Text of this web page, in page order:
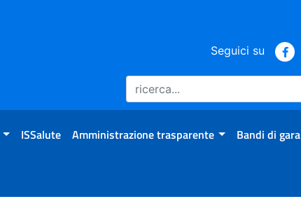
Seguici su
ISSalute Amministrazione trasparente Bandi di gara